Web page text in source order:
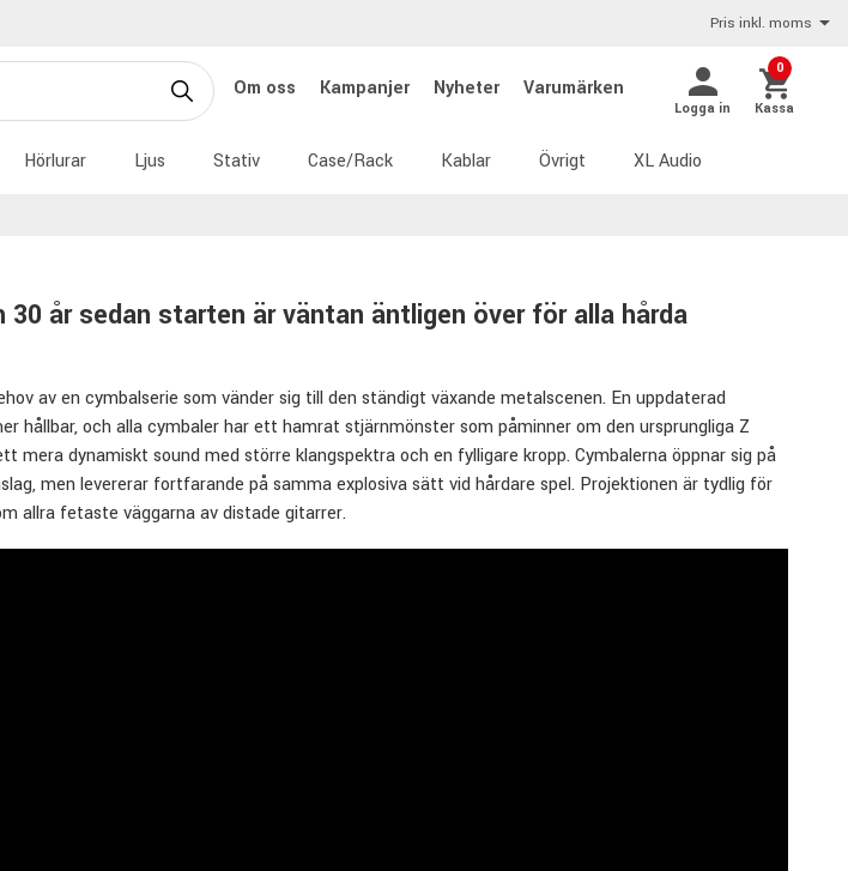
Pris inkl. moms
Om oss Kampanjer Nyheter Varumärken
Logga in
0
Kassa
Hörlurar Ljus Stativ Case/Rack Kablar Övrigt XL Audio
år sedan starten är väntan äntligen över för alla hårda
av en cymbalserie som vänder sig till den ständigt växande metalscenen. En uppdaterad
hållbar, och alla cymbaler har ett hamrat stjärnmönster som påminner om den ursprungliga Z
mera dynamiskt sound med större klangspektra och en fylligare kropp. Cymbalerna öppnar sig på
men levererar fortfarande på samma explosiva sätt vid hårdare spel. Projektionen är tydlig för
allra fetaste väggarna av distade gitarrer.